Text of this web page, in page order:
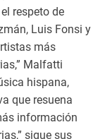
respeto de
Luis Fonsi y
más
Malfatti
hispana,
que resuena
información
sigue sus